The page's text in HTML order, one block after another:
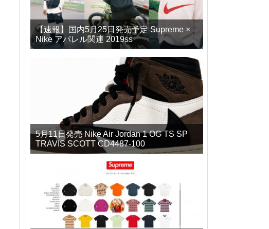
【速報】国内5月25日発売予定 Supreme ×
Nike アパレル関連 2019ss
5月11日発売 Nike Air Jordan 1 OG TS SP
TRAVIS SCOTT CD4487-100